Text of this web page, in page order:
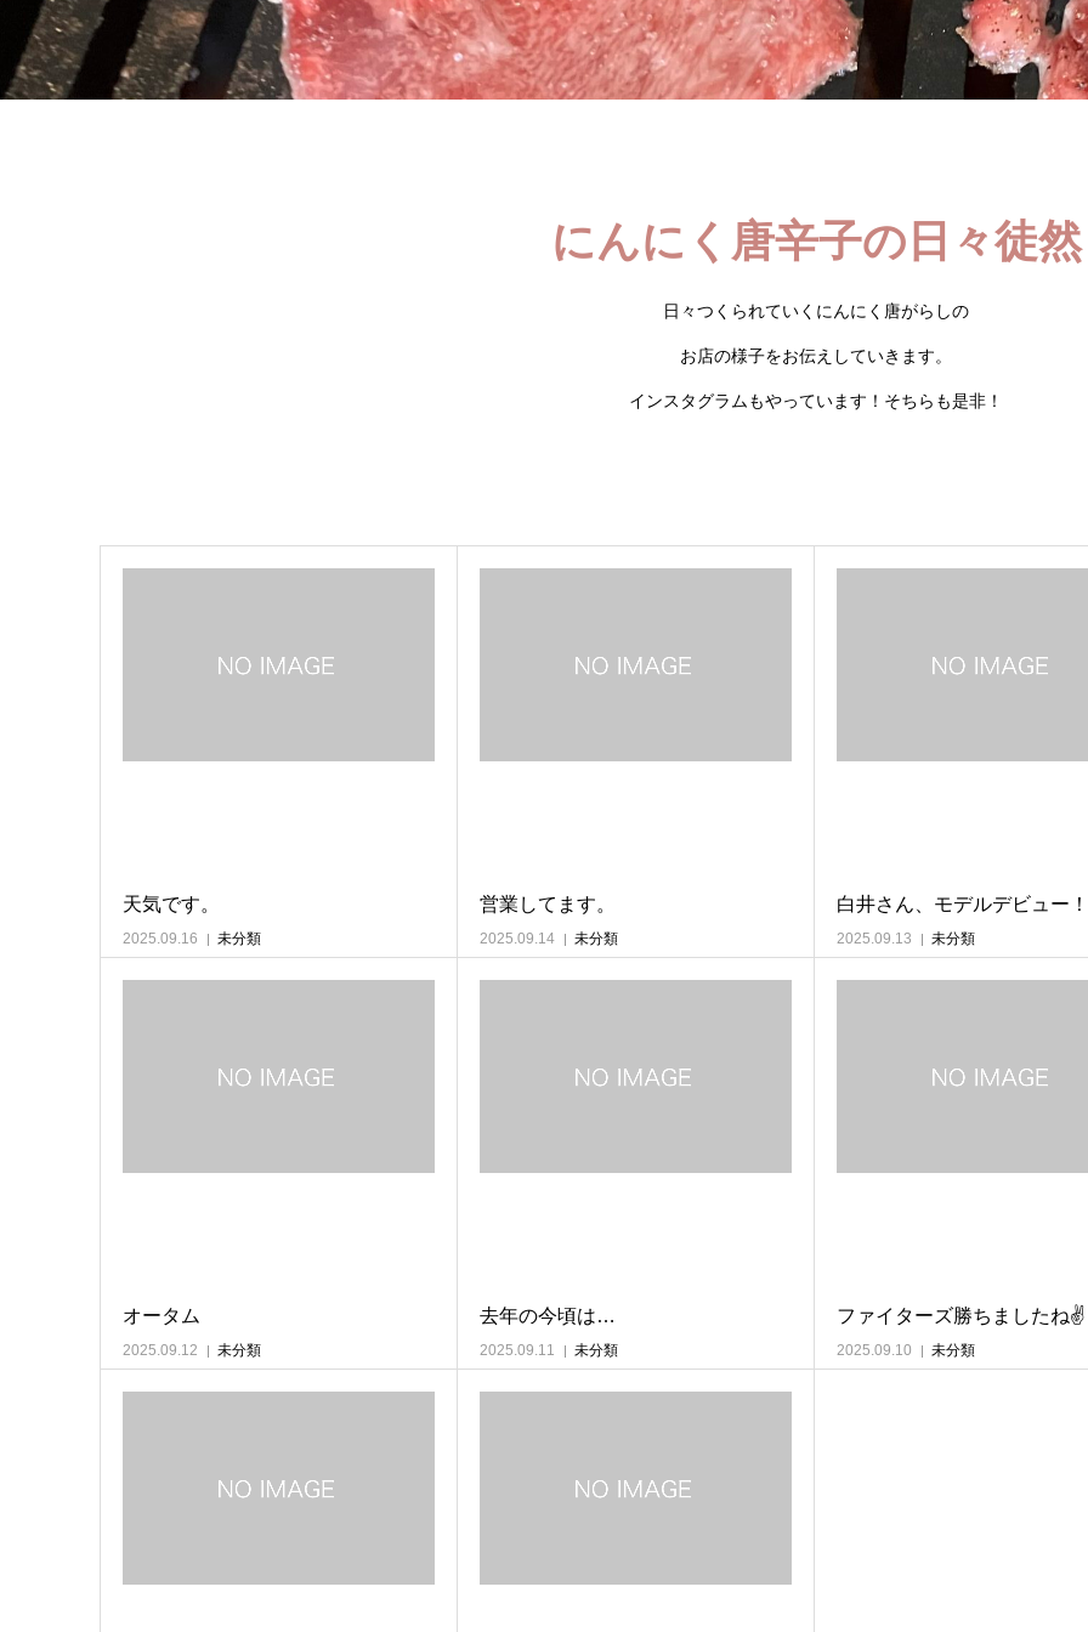
にんにく唐辛子の日々徒然
日々つくられていくにんにく唐がらしの
お店の様子をお伝えしていきます。
インスタグラムもやっています！そちらも是非！
天気です。
2025.09.16 未分類
営業してます。
2025.09.14 未分類
白井さん、モデルデビュー
2025.09.13 未分類
オータム
2025.09.12 未分類
去年の今頃は…
2025.09.11 未分類
ファイターズ勝ちましたね✌️
2025.09.10 未分類